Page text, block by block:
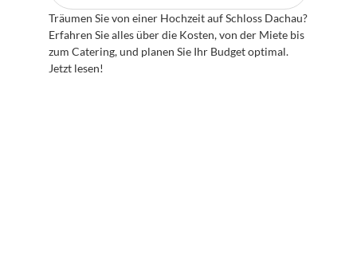
Träumen Sie von einer Hochzeit auf Schloss Dachau?
Erfahren Sie alles über die Kosten, von der Miete bis
zum Catering, und planen Sie Ihr Budget optimal.
Jetzt lesen!